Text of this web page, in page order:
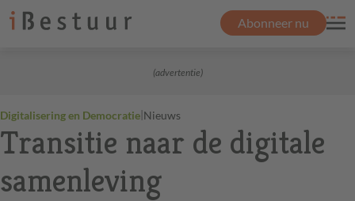
Abonneer nu
(advertentie)
Digitalisering en Democratie|Nieuws
Transitie naar de digitale
samenleving